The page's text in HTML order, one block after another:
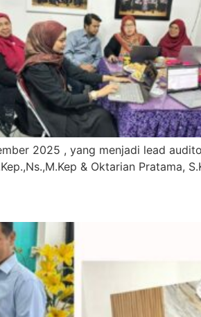
2025 , yang menjadi lead
& Oktarian Pratama,